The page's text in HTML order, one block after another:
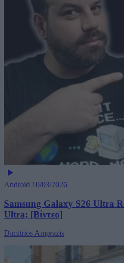
Android 10/03/2026
Samsung Galaxy S26 Ultra
Ultra; [Βίντεο]
Dimitrios Amprazis